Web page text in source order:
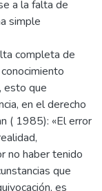
a la falta de
simple
completa de
esto que
en el derecho
( 1985): «El error
no haber tenido
que
es